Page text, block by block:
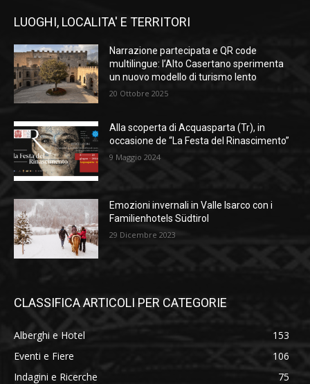
LUOGHI, LOCALITA' E TERRITORI
Narrazione partecipata e QR code
multilingue: l’Alto Casertano sperimenta
un nuovo modello di turismo lento
20 Ottobre 2025
Alla scoperta di Acquasparta (Tr), in
occasione de “La Festa del Rinascimento”
9 Maggio 2024
Emozioni invernali in Valle Isarco con i
Familienhotels Südtirol
29 Dicembre 2023
CLASSIFICA ARTICOLI PER CATEGORIE
Alberghi e Hotel
153
Eventi e Fiere
106
Indagini e Ricerche
75